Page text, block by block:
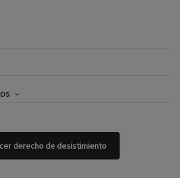
derecho de desistimiento